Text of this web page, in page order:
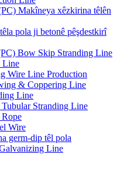
Makîneya xêzkirina têlên
pola ji betonê pêşdestkirî
Bow Skip Stranding Line
Line
Wire Line Production
& Coppering Line
Line
Stranding Line
Wire
germ-dip têl pola
Line